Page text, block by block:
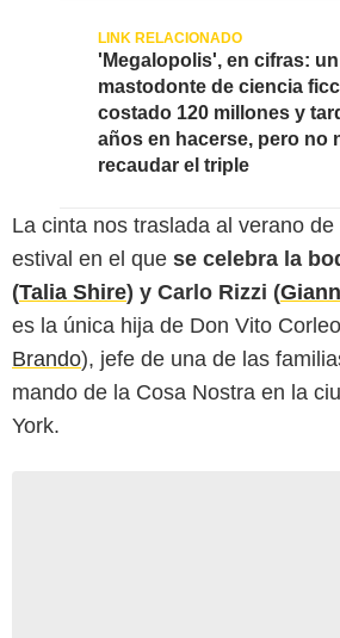
'Megalopolis', en cifras: un
mastodonte de ciencia
costado 120 millones y
años en hacerse, pero no
recaudar el triple
La cinta nos traslada al verano
estival en el que se celebra la
(Talia Shire) y Carlo Rizzi (
es la única hija de Don Vito
Brando), jefe de una de las
mando de la Cosa Nostra en la
York.